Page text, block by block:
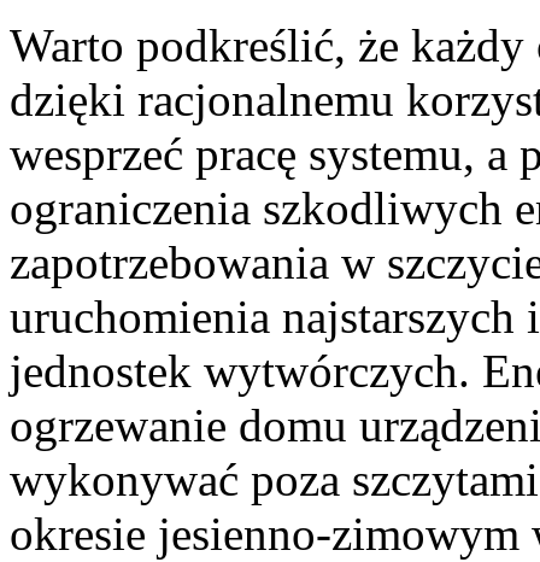
Warto podkreślić, że
dzięki racjonalnemu
wesprzeć pracę systemu,
ograniczenia szkodliwych
zapotrzebowania w
uruchomienia
jednostek wytwórczych.
ogrzewanie domu
wykonywać poza
okresie jesienno-